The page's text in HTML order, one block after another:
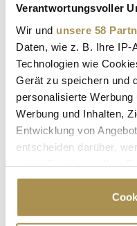
Verantwortungsvoller
Wir und unsere 58
Daten, wie z. B. Ihre IP-
Technologien wie
Gerät zu speichern und
personalisierte
Werbung und Inhalten,
Entwicklung von
entscheiden darüber,
Cookie-Erklärung oder
Trigger Symbol ändern